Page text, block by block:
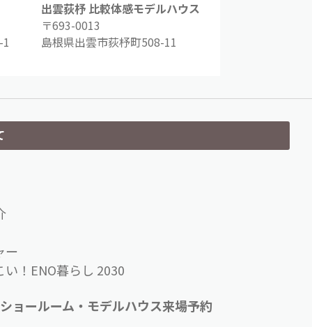
出雲荻杼 比較体感モデルハウス
〒693-0013
島根県出雲市荻杼町508-11
ー
い！ENO暮らし 2030
ョールーム・モデルハウス来場予約